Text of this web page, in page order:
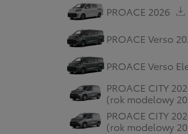
PROACE 2026
PROACE Verso
PROACE Verso
PROACE CITY
(rok modelowy
PROACE CITY
(rok modelowy